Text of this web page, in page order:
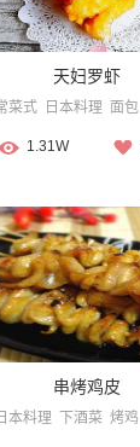
天妇罗虾
菜式 日本料理 面包
1.31W
串烤鸡皮
本料理 下酒菜 烤鸡